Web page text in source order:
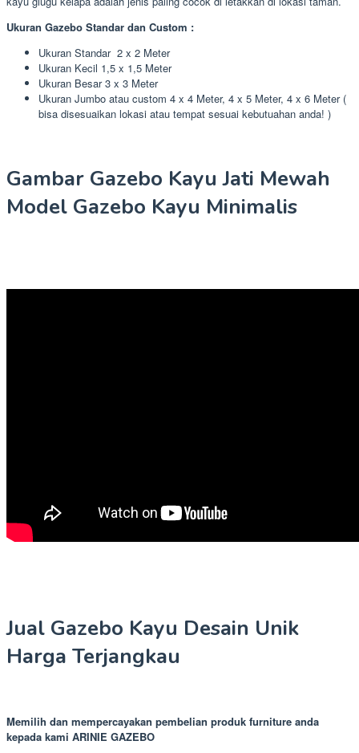
Ukuran Gazebo Standar dan Custom :
Ukuran Standar 2 x 2 Meter
Ukuran Kecil 1,5 x 1,5 Meter
Ukuran Besar 3 x 3 Meter
Ukuran Jumbo atau custom 4 x 4 Meter, 4 x 5 Meter, 4 x 6 Meter (
bisa disesuaikan lokasi atau tempat sesuai kebutuahan anda! )
Gambar Gazebo Kayu Jati Mewah
Model Gazebo Kayu Minimalis
Jual Gazebo Kayu Desain Unik
Harga Terjangkau
Memilih dan mempercayakan pembelian produk furniture anda
kepada kami ARINIE GAZEBO